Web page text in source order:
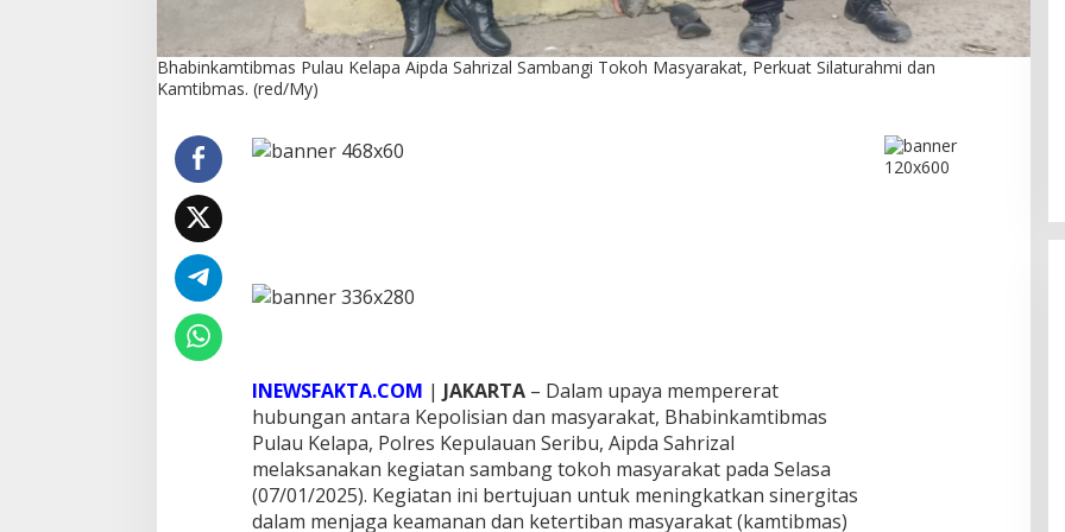
l
S
a
m
a
n
o
y
a
r
a
k
a
Bhabinkamtibmas Pulau Kelapa Aipda Sahrizal Sambangi Tokoh Masyarakat, Perkuat Silaturahmi dan
Kamtibmas. (red/My)
INEWSFAKTA.COM | JAKARTA– Dalam upaya mempererat
hubungan antara Kepolisian dan masyarakat, Bhabinkamtibmas
Pulau Kelapa, Polres Kepulauan Seribu, Aipda Sahrizal
melaksanakan kegiatan sambang tokoh masyarakat pada Selasa
(07/01/2025). Kegiatan ini bertujuan untuk meningkatkan sinergitas
dalam menjaga keamanan dan ketertiban masyarakat (kamtibmas)
Penyerahan SK Pengurus Baru,
Di Politik
Satu Fraksi Pemilu 2029